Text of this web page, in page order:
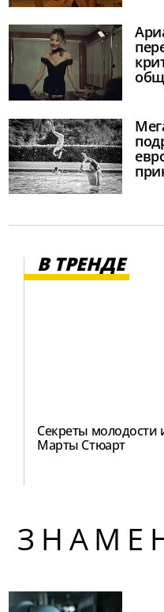
В ТРЕНДЕ
Секреты молодости
Марты Стюарт